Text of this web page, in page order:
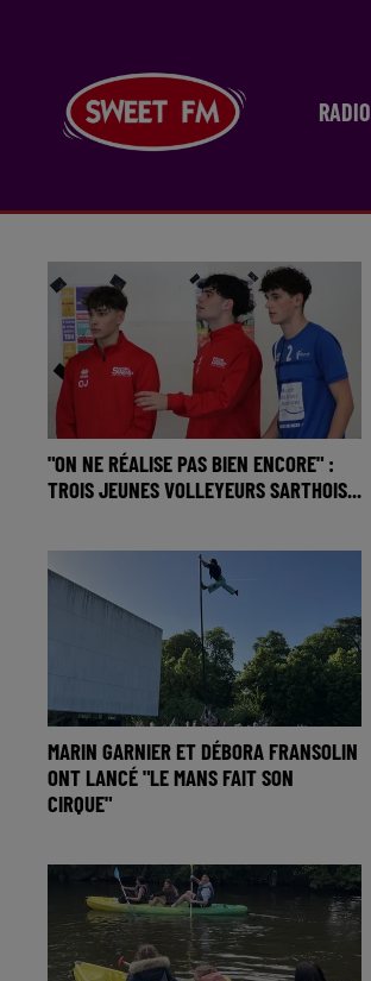
RADIO
"ON NE RÉALISE PAS BIEN ENCORE" :
TROIS JEUNES VOLLEYEURS SARTHOIS...
MARIN GARNIER ET DÉBORA FRANSOLIN
ONT LANCÉ "LE MANS FAIT SON
CIRQUE"